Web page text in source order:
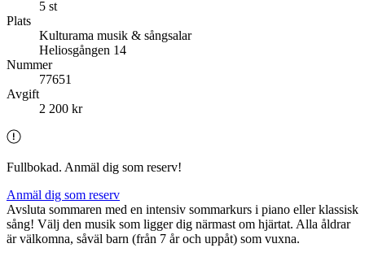
5 st
Plats
Kulturama musik & sångsalar
Heliosgången 14
Nummer
77651
Avgift
2 200 kr
Fullbokad. Anmäl dig som reserv!
Anmäl dig som reserv
Avsluta sommaren med en intensiv sommarkurs i piano eller klassisk
sång! Välj den musik som ligger dig närmast om hjärtat. Alla åldrar
är välkomna, såväl barn (från 7 år och uppåt) som vuxna.